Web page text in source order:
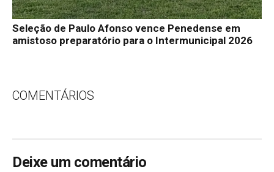
Seleção de Paulo Afonso vence Penedense em
amistoso preparatório para o Intermunicipal 2026
COMENTÁRIOS
Deixe um comentário